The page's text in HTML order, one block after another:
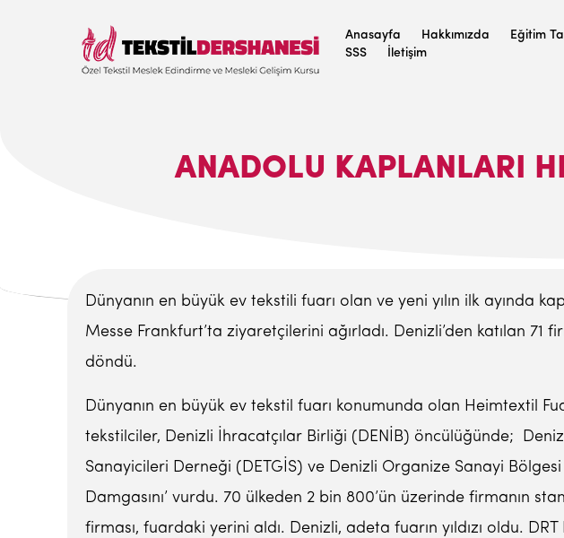
Anasayfa Hakkımızda Eğitim
SSS
İletişim
ANADOLU KAPLANLARI
Dünyanın en büyük ev tekstili fuarı olan ve yeni yılın ilk ayında
Messe Frankfurt’ta ziyaretçilerini ağırladı. Denizli’den katılan
döndü.
Dünyanın en büyük ev tekstil fuarı konumunda olan Heimtextil
tekstilciler, Denizli İhracatçılar Birliği (DENİB) öncülüğünde;
Sanayicileri Derneği (DETGİS) ve Denizli Organize Sanayi
Damgasını’ vurdu. 70 ülkeden 2 bin 800’ün üzerinde firmanın
firması, fuardaki yerini aldı. Denizli, adeta fuarın yıldızı oldu.